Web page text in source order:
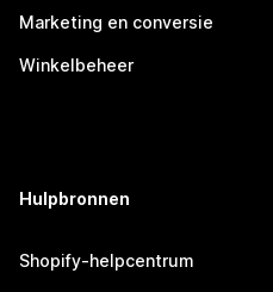
Marketing en conversie
Winkelbeheer
Hulpbronnen
Shopify-helpcentrum